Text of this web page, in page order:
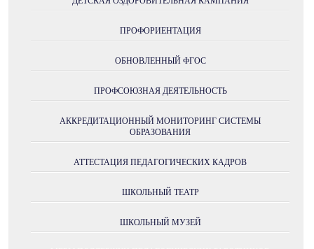
ПРОФОРИЕНТАЦИЯ
ОБНОВЛЕННЫЙ ФГОС
ПРОФСОЮЗНАЯ ДЕЯТЕЛЬНОСТЬ
АККРЕДИТАЦИОННЫЙ МОНИТОРИНГ СИСТЕМЫ
ОБРАЗОВАНИЯ
АТТЕСТАЦИЯ ПЕДАГОГИЧЕСКИХ КАДРОВ
ШКОЛЬНЫЙ ТЕАТР
ШКОЛЬНЫЙ МУЗЕЙ